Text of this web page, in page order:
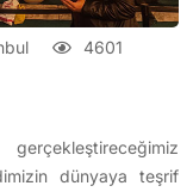
4601
dünyaya teşrif